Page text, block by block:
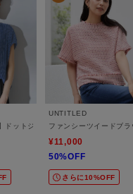
ブラウス
ドットジャガードブラウス
UNTITLED
ファンシーツイードブラ
¥11,000
50%OFF
さらに10%OFF